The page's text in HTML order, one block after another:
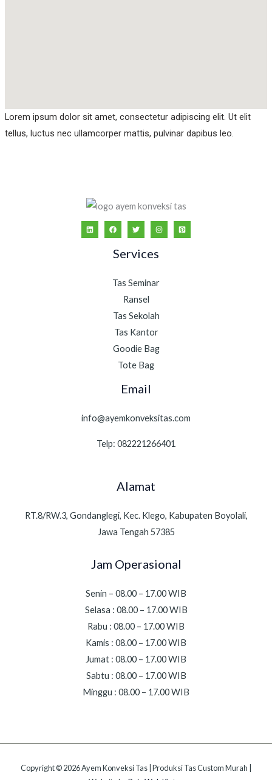
Lorem ipsum dolor sit amet, consectetur adipiscing elit. Ut elit
tellus, luctus nec ullamcorper mattis, pulvinar dapibus leo.
Services
Tas Seminar
Ransel
Tas Sekolah
Tas Kantor
Goodie Bag
Tote Bag
Email
info@ayemkonveksitas.com
Telp: 082221266401
Alamat
RT.8/RW.3, Gondanglegi, Kec. Klego, Kabupaten Boyolali,
Jawa Tengah 57385
Jam Operasional
Senin – 08.00 – 17.00 WIB
Selasa : 08.00 – 17.00 WIB
Rabu : 08.00 – 17.00 WIB
Kamis : 08.00 – 17.00 WIB
Jumat : 08.00 – 17.00 WIB
Sabtu : 08.00 – 17.00 WIB
Minggu : 08.00 – 17.00 WIB
Copyright © 2026 Ayem Konveksi Tas | Produksi Tas Custom Murah |